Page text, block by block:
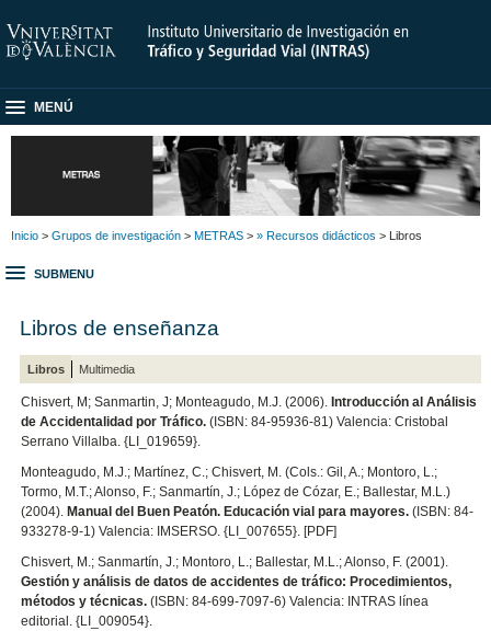
MENÚ
Inicio > Grupos de investigación > METRAS > » Recursos didácticos > Libros
SUBMENU
Libros de enseñanza
Libros Multimedia
Chisvert, M; Sanmartin, J; Monteagudo, M.J. (2006). Introducción al Análisis
de Accidentalidad por Tráfico. (ISBN: 84-95936-81) Valencia: Cristobal
Serrano Villalba. {LI_019659}.
Monteagudo, M.J.; Martínez, C.; Chisvert, M. (Cols.: Gil, A.; Montoro, L.;
Tormo, M.T.; Alonso, F.; Sanmartín, J.; López de Cózar, E.; Ballestar, M.L.)
(2004). Manual del Buen Peatón. Educación vial para mayores.(ISBN: 84-
933278-9-1) Valencia: IMSERSO. {LI_007655}. [PDF]
Chisvert, M.; Sanmartín, J.; Montoro, L.; Ballestar, M.L.; Alonso, F. (2001).
Gestión y análisis de datos de accidentes de tráfico: Procedimientos,
métodos y técnicas. (ISBN: 84-699-7097-6) Valencia: INTRAS línea
editorial. {LI_009054}.